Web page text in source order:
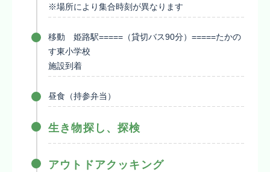
※場所により集合時刻が異なります
移動 姫路駅=====（貸切バス90分）=====たかの
す東小学校
施設到着
昼食（持参弁当）
生き物探し、探検
アウトドアクッキング